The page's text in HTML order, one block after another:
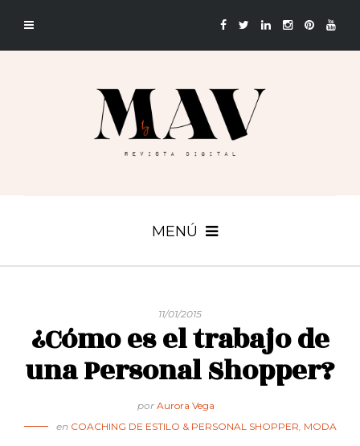
MENÚ
11/01/2015
¿Cómo es el trabajo de
una Personal Shopper?
por Aurora Vega
en COACHING DE ESTILO & PERSONAL SHOPPER, MODA